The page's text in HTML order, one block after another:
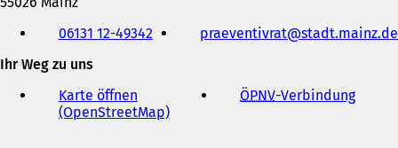
Fax
E-
Adresse
06131 12-49342 praeventivrat stadt.mainz de
Ihr Weg zu uns
Karte öffnen
(OpenStreetMap)(
ÖPNV-Verbindung(